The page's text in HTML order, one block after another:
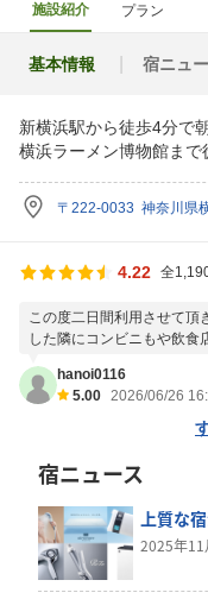
施設紹介 プラン
基本情報 宿ニュ
新横浜駅から徒歩4分で
横浜ラーメン博物館まで
〒222-0033 神奈川県
4.22 全
この度二日間利用させて頂
した隣にコンビニもや飲食
hanoi0116
5.00 2026/06/26
宿ニュース
上質な
2025年11